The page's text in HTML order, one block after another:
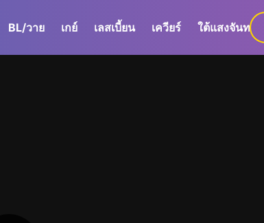
BL/วาย เกย์ เลสเบี้ยน เควียร์ ใต้แสงจันทร์